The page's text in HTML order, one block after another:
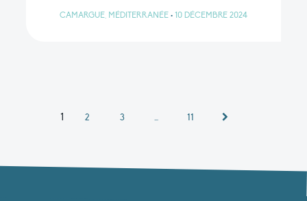
CAMARGUE, MÉDITERRANÉE • 10 DÉCEMBRE 2024
1 2 3 … 11